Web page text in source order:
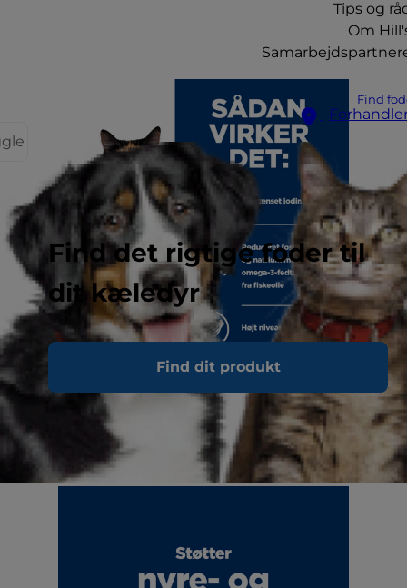
Tips og
Om
Find
Find det rigtige foder til
dit kæledyr
Find dit produkt